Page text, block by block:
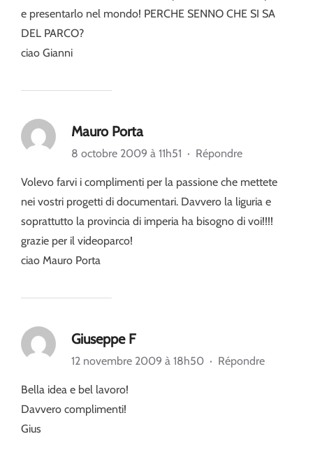
e presentarlo nel mondo! PERCHE SENNO CHE SI SA
DEL PARCO?
ciao Gianni
Mauro Porta
8 octobre 2009 à 11h51 · Répondre
Volevo farvi i complimenti per la passione che mettete
nei vostri progetti di documentari. Davvero la liguria e
soprattutto la provincia di imperia ha bisogno di voi!!!!
grazie per il videoparco!
ciao Mauro Porta
Giuseppe F
12 novembre 2009 à 18h50 · Répondre
Bella idea e bel lavoro!
Davvero complimenti!
Gius